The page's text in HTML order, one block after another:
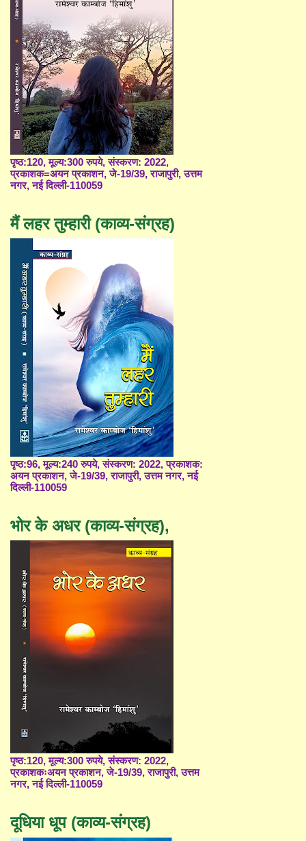
पृष्ठ:120, मूल्य:300 रुपये, संस्करण: 2022,
प्रकाशक=अयन प्रकाशन, जे-19/39, राजापुरी, उत्तम
नगर, नई दिल्ली-110059
मैं लहर तुम्हारी (काव्य-संग्रह)
पृष्ठ:96, मूल्य:240 रुपये, संस्करण: 2022, प्रकाशक:
अयन प्रकाशन, जे-19/39, राजापुरी, उत्तम नगर, नई
दिल्ली-110059
भोर के अधर (काव्य-संग्रह),
पृष्ठ:120, मूल्य:300 रुपये, संस्करण: 2022,
प्रकाशकःअयन प्रकाशन, जे-19/39, राजापुरी, उत्तम
नगर, नई दिल्ली-110059
दूधिया धूप (काव्य-संग्रह)